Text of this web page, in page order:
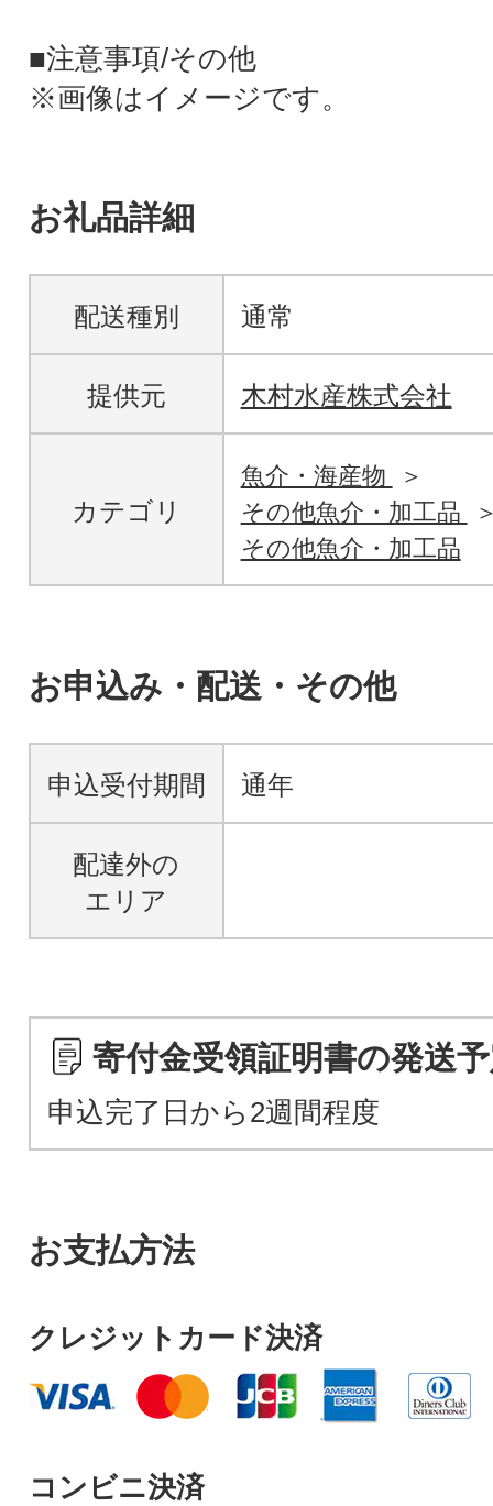
■注意事項/その他
※画像はイメージです。
お礼品詳細
配送種別 通常
提供元 木村水産株式会社
カテゴリ
魚介・海産物
その他魚介・加工品
その他魚介・加工品
お申込み・配送・その他
申込受付期間 通年
配達外の
エリア
寄付金受領証明書の発送
申込完了日から2週間程度
お支払方法
クレジットカード決済
コンビニ決済